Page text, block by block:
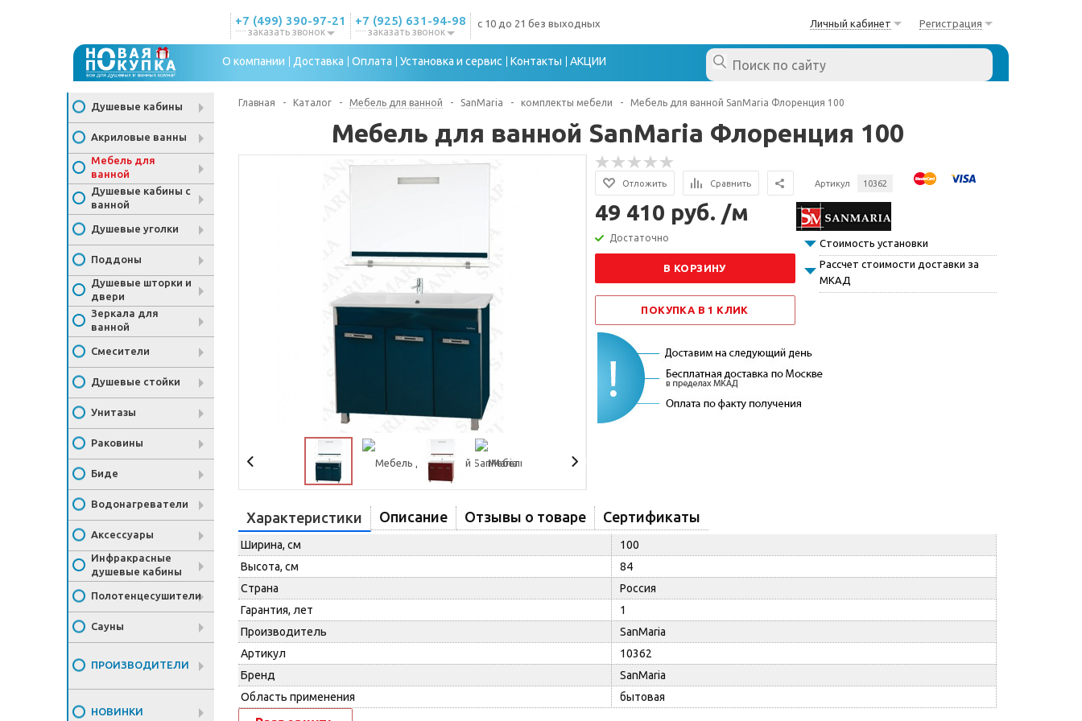
+7 (499) 390-97-21
заказать звонок
+7 (925) 631-94-98
заказать звонок
с 10 до 21 без выходных Личный кабинет Регистрация
О компании Доставка Оплата Установка и сервис Контакты АКЦИИ
Душевые кабины
Акриловые ванны
Мебель для
ванной
Душевые кабины с
ванной
Душевые уголки
Поддоны
Душевые шторки и
двери
Зеркала для
ванной
Смесители
Душевые стойки
Унитазы
Раковины
Биде
Водонагреватели
Аксессуары
Инфракрасные
душевые кабины
Полотенцесушители
Сауны
ПРОИЗВОДИТЕЛИ
НОВИНКИ
Главная - Каталог - Мебель для ванной - SanMaria - комплекты мебели - Мебель для ванной SanMaria Флоренция 100
Мебель для ванной SanMaria Флоренция 100
Отложить Сравнить Артикул 10362
49 410 руб. /м
Достаточно
В КОРЗИНУ
ПОКУПКА В 1 КЛИК
Стоимость установки
Рассчет стоимости доставки за
МКАД
Характеристики Описание Отзывы о товаре Сертификаты
Ширина, см
100
Высота, см
84
Страна
Россия
Гарантия, лет
1
Производитель
SanMaria
Артикул
10362
Бренд
SanMaria
Область применения
бытовая